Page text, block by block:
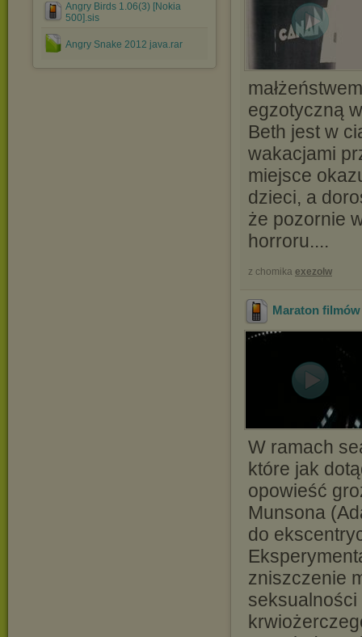
Angry Birds 1.06(3) [Nokia
500].sis
Angry Snake 2012 java.rar
egzotyczną
Beth jest w
wakacjami
miejsce
dzieci, a
że pozornie
horroru....
z chomika exezolw
Maraton
W ramach
które jak
opowieść
Munsona
do
zniszczenie